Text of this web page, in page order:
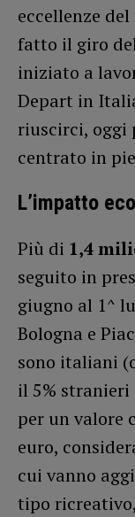
eccellenze
fatto il giro
iniziato a
Depart in
riuscirci, oggi
centrato in
L’impatto
Più di 1,4
seguito in
giugno al 1^
Bologna e
sono italiani
il 5% stranieri
per un valore
euro,
cui vanno
tipo